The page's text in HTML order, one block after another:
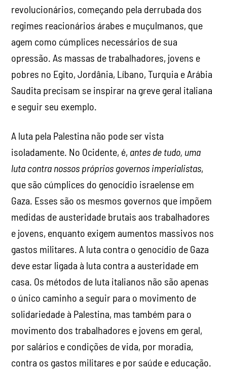
revolucionários, começando pela derrubada dos
regimes reacionários árabes e muçulmanos, que
agem como cúmplices necessários de sua
opressão. As massas de trabalhadores, jovens e
pobres no Egito, Jordânia, Líbano, Turquia e Arábia
Saudita precisam se inspirar na greve geral italiana
e seguir seu exemplo.
A luta pela Palestina não pode ser vista
isoladamente. No Ocidente, é, antes de tudo, uma
luta contra nossos próprios governos imperialistas,
que são cúmplices do genocídio israelense em
Gaza. Esses são os mesmos governos que impõem
medidas de austeridade brutais aos trabalhadores
e jovens, enquanto exigem aumentos massivos nos
gastos militares. A luta contra o genocídio de Gaza
deve estar ligada à luta contra a austeridade em
casa. Os métodos de luta italianos não são apenas
o único caminho a seguir para o movimento de
solidariedade à Palestina, mas também para o
movimento dos trabalhadores e jovens em geral,
por salários e condições de vida, por moradia,
contra os gastos militares e por saúde e educação.